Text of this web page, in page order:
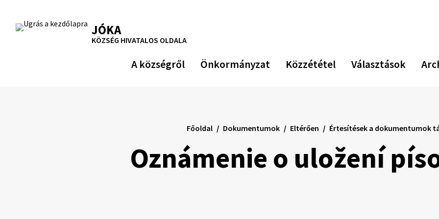
tartalomra
RSS Oldaltérkép
Nyomtatás JÓKA
KÖZSÉG HIVATALOS OLDALA
A községről Önkormányzat Közzététel Választások
Oznámenie o uložení
Főoldal Dokumentumok Eltérően Értesítések a dokumentumok